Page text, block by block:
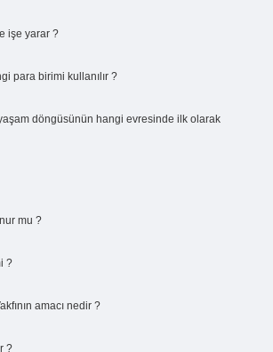
işe yarar ?
para birimi kullanılır ?
döngüsünün hangi evresinde ilk olarak
mu ?
?
amacı nedir ?
?